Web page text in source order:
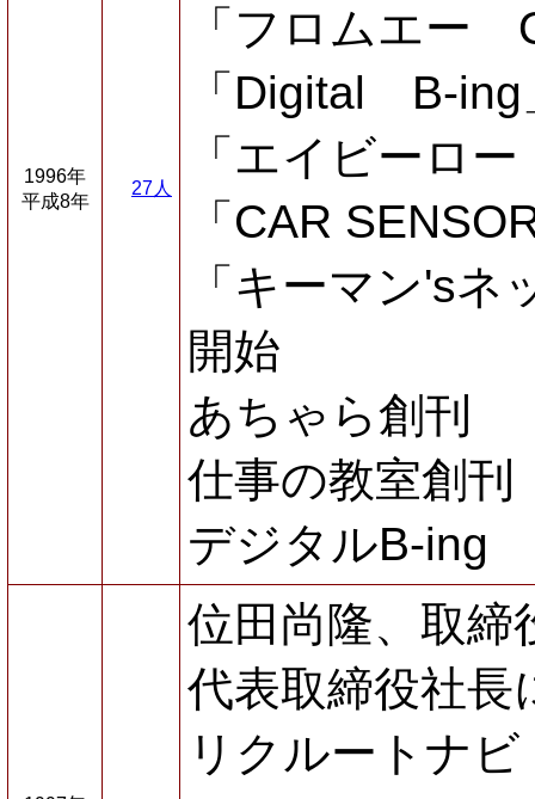
1996年
平成8年
27人
「フロムエー
「Digital
「エイビーロ
「CAR
「キーマン's
開始
あちゃら創刊
仕事の教室創刊
デジタルB-ing
位田尚隆、取締
代表取締役社長
リクルートナビ